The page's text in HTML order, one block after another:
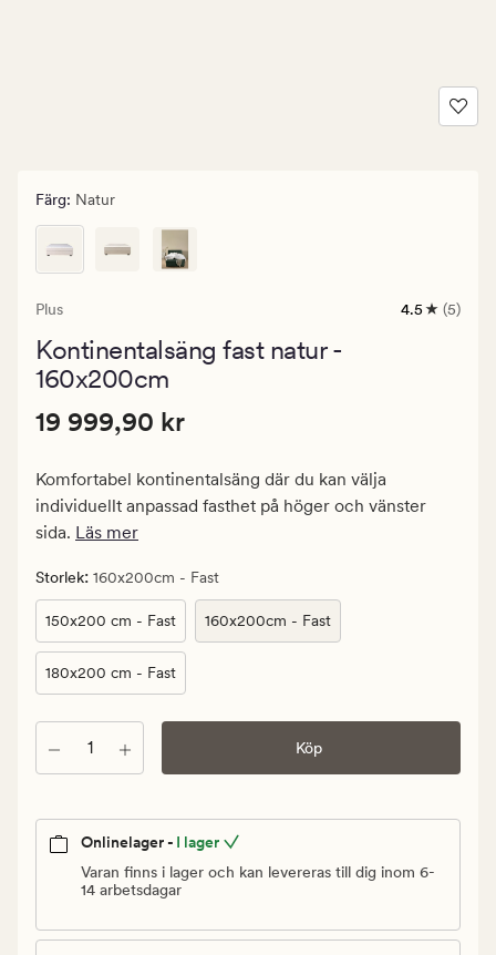
Färg: Natur
Plus
5
4.5 (5)
Kontinentalsäng fast natur -
160x200cm
Pris
kr.
Ordinarie
19
999,90
kr
Pris 19 999,90 kr
19 999,90 kr
Komfortabel kontinentalsäng där du kan välja
individuellt anpassad fasthet på höger och vänster
sida. Läs mer
Storlek: 160x200cm - Fast
150x200 cm - Fast 160x200cm - Fast
180x200 cm - Fast
Antal Köp
Onlinelager - I lager
Varan finns i lager och kan levereras till dig inom 6-
14 arbetsdagar